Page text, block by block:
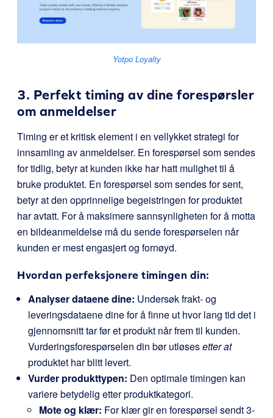
Yotpo Loyalty
3. Perfekt timing av dine forespørsler
om anmeldelser
Timing er et kritisk element i en vellykket strategi for
innsamling av anmeldelser. En forespørsel som sendes
for tidlig, betyr at kunden ikke har hatt mulighet til å
bruke produktet. En forespørsel som sendes for sent,
betyr at den opprinnelige begeistringen for produktet
har avtatt. For å maksimere sannsynligheten for å motta
en bildeanmeldelse må du sende forespørselen når
kunden er mest engasjert og fornøyd.
Hvordan perfeksjonere timingen din:
Analyser dataene dine: Undersøk frakt- og
leveringsdataene dine for å finne ut hvor lang tid det i
gjennomsnitt tar før et produkt når frem til kunden.
Vurderingsforespørselen din bør utløsesetter at
produktet har blitt levert.
Vurder produkttypen: Den optimale timingen kan
variere betydelig etter produktkategori.
Mote og klær: For klær gir en forespørsel sendt 3-